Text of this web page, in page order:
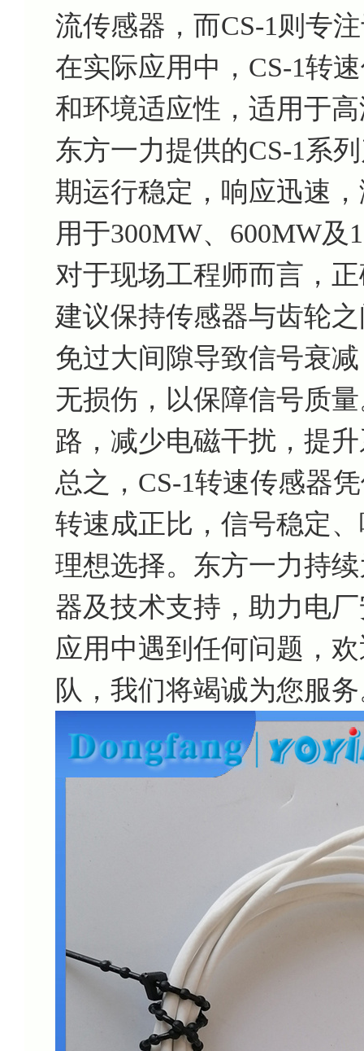
流传感器，而CS-1则专
在实际应用中，CS-1转
和环境适应性，适用于
东方一力提供的CS-1系
期运行稳定，响应迅速
用于300MW、600MW
对于现场工程师而言，
建议保持传感器与齿轮
免过大间隙导致信号衰
无损伤，以保障信号质
路，减少电磁干扰，提
总之，CS-1转速传感器
转速成正比，信号稳定
理想选择。东方一力持
器及技术支持，助力电
应用中遇到任何问题，
队，我们将竭诚为您服